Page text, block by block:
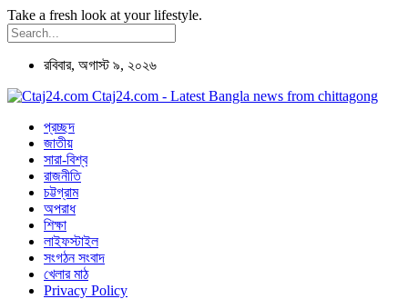
Take a fresh look at your lifestyle.
রবিবার, অগাস্ট ৯, ২০২৬
Ctaj24.com - Latest Bangla news from chittagong
প্রচ্ছদ
জাতীয়
সারা-বিশ্ব
রাজনীতি
চট্টগ্রাম
অপরাধ
শিক্ষা
লাইফস্টাইল
সংগঠন সংবাদ
খেলার মাঠ
Privacy Policy